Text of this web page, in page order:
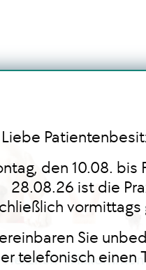
BLOG
ONLINE TERMINBUCHUNG
Herzlich
Liebe
den 10.08. bis
28.08.26 ist die
Sie
telefonisch einen